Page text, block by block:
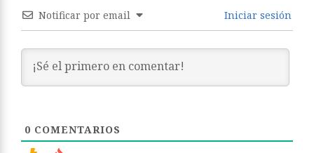
Notificar por email Iniciar sesión
0 COMENTARIOS